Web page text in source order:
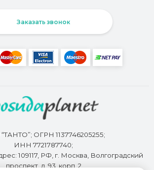
Заказать звонок
ОГРН 1137746205255;
ИНН 7721787740;
109117, РФ, г. Москва, Волгоградский
проспект, д. 93, корп. 2